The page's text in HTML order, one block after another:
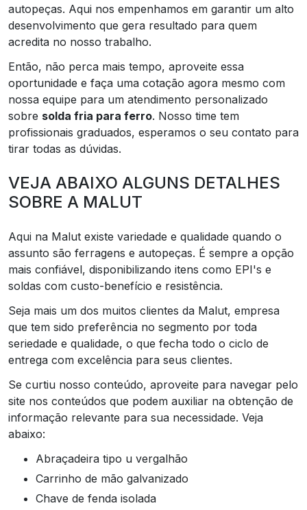
autopeças. Aqui nos empenhamos em garantir um alto
desenvolvimento que gera resultado para quem
acredita no nosso trabalho.
Então, não perca mais tempo, aproveite essa
oportunidade e faça uma cotação agora mesmo com
nossa equipe para um atendimento personalizado
sobre solda fria para ferro. Nosso time tem
profissionais graduados, esperamos o seu contato para
tirar todas as dúvidas.
VEJA ABAIXO ALGUNS DETALHES
SOBRE A MALUT
Aqui na Malut existe variedade e qualidade quando o
assunto são ferragens e autopeças. É sempre a opção
mais confiável, disponibilizando itens como EPI's e
soldas com custo-benefício e resistência.
Seja mais um dos muitos clientes da Malut, empresa
que tem sido preferência no segmento por toda
seriedade e qualidade, o que fecha todo o ciclo de
entrega com excelência para seus clientes.
Se curtiu nosso conteúdo, aproveite para navegar pelo
site nos conteúdos que podem auxiliar na obtenção de
informação relevante para sua necessidade. Veja
abaixo:
abraçadeira tipo u vergalhão
carrinho de mão galvanizado
chave de fenda isolada